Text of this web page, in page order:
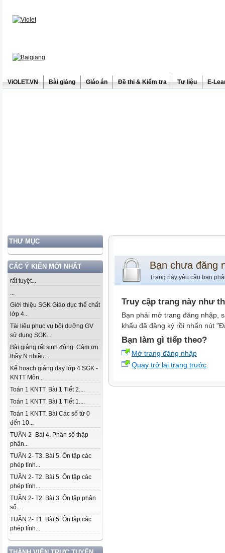
ViOLET.VN Bài giảng Giáo án Đề thi & Kiểm tra Tư liệu E-
THƯ MỤC
CÁC Ý KIẾN MỚI NHẤT
rất tuyệt...
...
Giới thiệu SGK Giáo dục thể chất
lớp 4...
Tài liệu phục vụ bồi dưỡng GV
sử dụng SGK...
Bài giảng rất sinh động. Cảm ơn
thầy N nhiều...
Kế hoạch giảng dạy lớp 4 SGK -
KNTT Môn...
Toán 1 KNTT. Bài 1 Tiết 2....
Toán 1 KNTT. Bài 1 Tiết 1....
Toán 1 KNTT. Bài Các số từ 0
đến 10...
TUẦN 2- Bài 4. Phân số thập
phân...
TUẦN 2- T3. Bài 5. Ôn tập các
phép tính...
TUẦN 2- T2. Bài 5. Ôn tập các
phép tính...
TUẦN 2- T2. Bài 3. Ôn tập phân
số...
TUẦN 2- T1. Bài 5. Ôn tập các
phép tính...
Bạn chưa đăng
Trang này yêu cầu bạn
Truy cập trang này như
Bạn phải mở trang đăng nhập,
khẩu đã đăng ký rồi nhấn nút
Bạn làm gì tiếp theo?
Mở trang đăng nhập
Quay trở lại trang trước